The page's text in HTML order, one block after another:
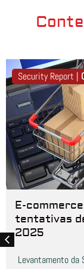
Security Report |
E-
tentativas
2025
Levantamento da